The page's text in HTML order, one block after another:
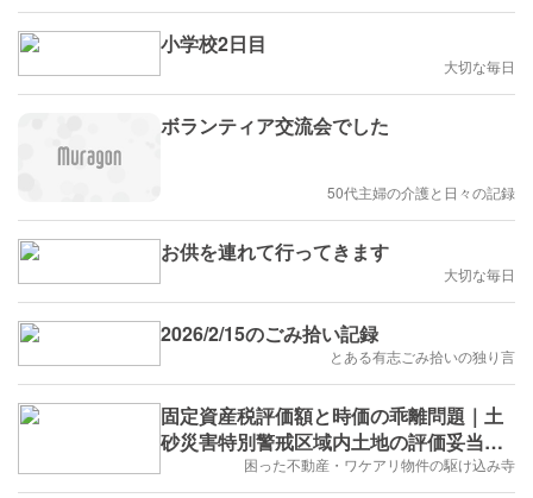
小学校2日目
大切な毎日
ボランティア交流会でした
50代主婦の介護と日々の記録
お供を連れて行ってきます
大切な毎日
2026/2/15のごみ拾い記録
とある有志ごみ拾いの独り言
固定資産税評価額と時価の乖離問題｜土
砂災害特別警戒区域内土地の評価妥当性
困った不動産・ワケアリ物件の駆け込み寺